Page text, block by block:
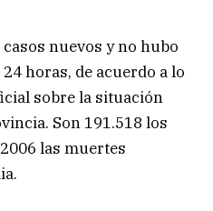
nuevos y no hubo
horas, de acuerdo a lo
sobre la situación
Son 191.518 los
las muertes